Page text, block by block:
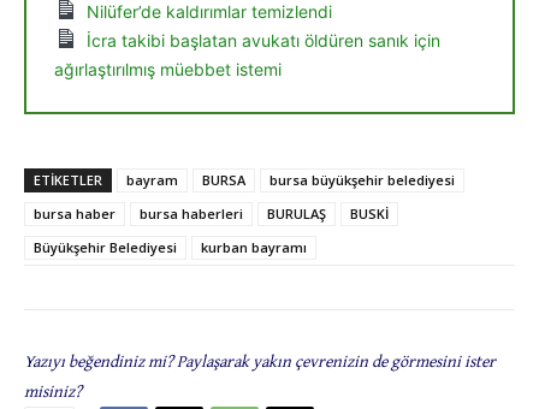
Nilüfer’de kaldırımlar temizlendi
İcra takibi başlatan avukatı öldüren sanık için
ağırlaştırılmış müebbet istemi
ETIKETLER bayram BURSA
bursa büyükşehir belediyesi
bursa haber
bursa haberleri BURULAŞ
BUSKİ
Büyükşehir Belediyesi
kurban bayramı
Yazıyı beğendiniz mi? Paylaşarak yakın çevrenizin de görmesini ister
misiniz?